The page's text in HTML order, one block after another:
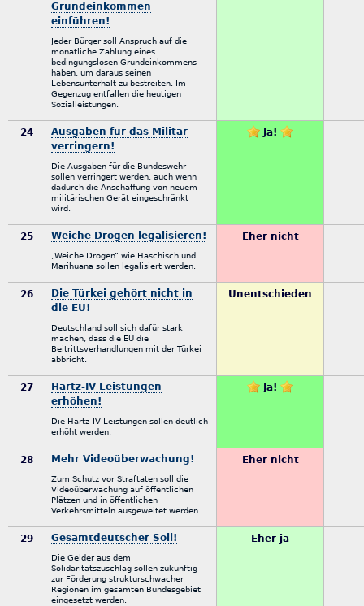
Grundeinkommen
einführen!
Jeder Bürger soll Anspruch auf die
monatliche Zahlung eines
bedingungslosen Grundeinkommens
haben, um daraus seinen
Lebensunterhalt zu bestreiten. Im
Gegenzug entfallen die heutigen
Sozialleistungen.
24
Ausgaben für das Militär
verringern!
Die Ausgaben für die Bundeswehr
sollen verringert werden, auch wenn
dadurch die Anschaffung von neuem
militärischen Gerät eingeschränkt
wird.
Ja!
25 Weiche Drogen legalisieren!
„Weiche Drogen“ wie Haschisch und
Marihuana sollen legalisiert werden.
Eher nicht
26
Die Türkei gehört nicht in
die EU!
Deutschland soll sich dafür stark
machen, dass die EU die
Beitrittsverhandlungen mit der Türkei
abbricht.
Unentschieden
27
Hartz-IV Leistungen
erhöhen!
Die Hartz-IV Leistungen sollen deutlich
erhöht werden.
Ja!
28 Mehr Videoüberwachung!
Zum Schutz vor Straftaten soll die
Videoüberwachung auf öffentlichen
Plätzen und in öffentlichen
Verkehrsmitteln ausgeweitet werden.
Eher nicht
29 Gesamtdeutscher Soli!
Die Gelder aus dem
Solidaritätszuschlag sollen zukünftig
zur Förderung strukturschwacher
Regionen im gesamten Bundesgebiet
eingesetzt werden.
Eher ja